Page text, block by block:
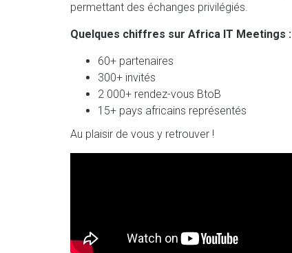
permettant des échanges privilégiés.
Quelques chiffres sur Africa IT Meetings :
60+ partenaires
300+ invités
2 000+ rendez-vous BtoB
15+ pays africains représentés
Au plaisir de vous y retrouver !